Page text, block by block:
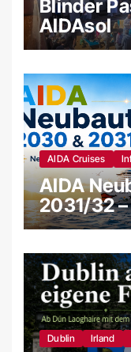
Blinder
AIDAsol
AIDA Cruises
AIDA
2031/32
und
Dublin Irland